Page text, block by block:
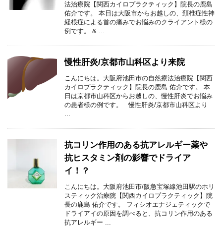
法治療院【関西カイロプラクティック】院長の鹿島
佑介です。 本日は大阪市からお越しの、頚椎症性神
経根症による首の痛みでお悩みのクライアント様の
例です。 & ...
慢性肝炎/京都市山科区より来院
こんにちは。大阪府池田市の自然療法治療院【関西
カイロプラクティック】院長の鹿島 佑介です。 本
日は京都市山科区からお越しの、慢性肝炎でお悩み
の患者様の例です。 慢性肝炎/京都市山科区より
...
抗コリン作用のある抗アレルギー薬や
抗ヒスタミン剤の影響でドライア
イ！？
こんにちは。大阪府池田市/阪急宝塚線池田駅のホリ
スティック治療院【関西カイロプラクティック】院
長の鹿島 佑介です。 フィシオエナジェティックで
ドライアイの原因を調べると、抗コリン作用のある
抗アレルギー ...